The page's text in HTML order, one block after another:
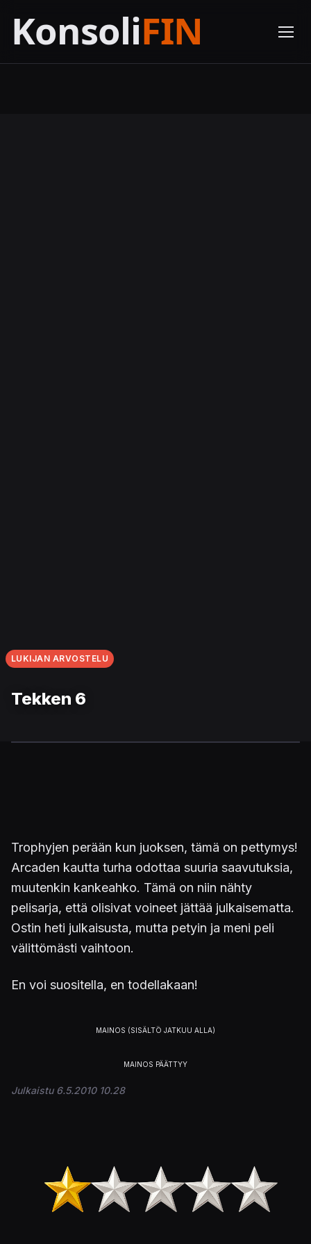
LUKIJAN ARVOSTELU
Tekken 6
Trophyjen perään kun juoksen, tämä on pettymys!
Arcaden kautta turha odottaa suuria saavutuksia,
muutenkin kankeahko. Tämä on niin nähty
pelisarja, että olisivat voineet jättää julkaisematta.
Ostin heti julkaisusta, mutta petyin ja meni peli
välittömästi vaihtoon.
En voi suositella, en todellakaan!
Julkaistu 6.5.2010 10.28